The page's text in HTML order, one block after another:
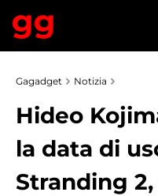
Gagadget Notizia
Hideo
la data di
Stranding